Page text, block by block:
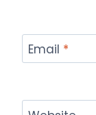
Email *